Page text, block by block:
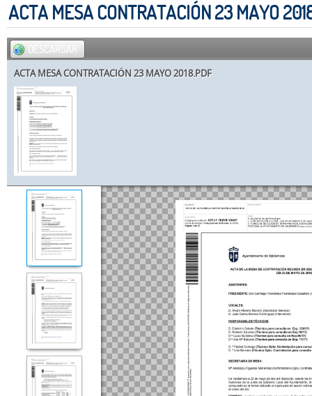
ACTA MESA CONTRATACIÓN 23 MAYO
DESCARGAR
ACTA MESA CONTRATACIÓN 23 MAYO 2018.PDF